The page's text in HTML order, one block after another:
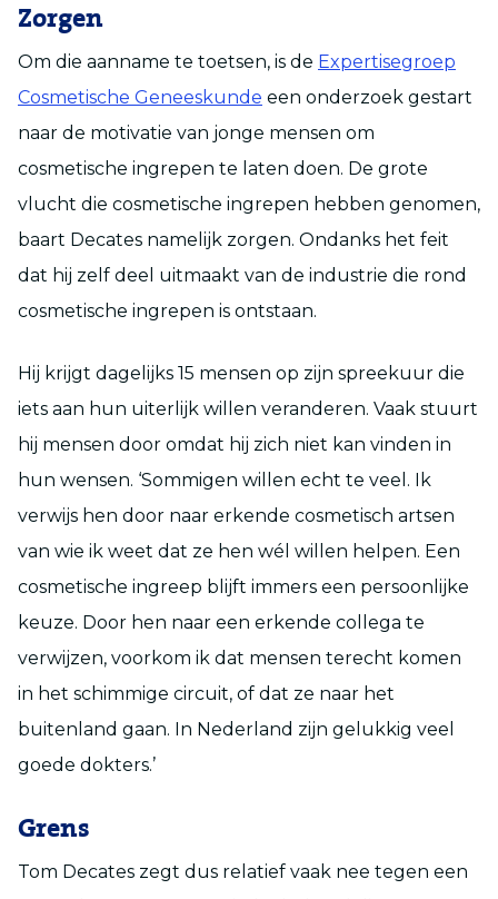
Zorgen
Om die aanname te toetsen, is de Expertisegroep
Cosmetische Geneeskunde een onderzoek gestart
naar de motivatie van jonge mensen om
cosmetische ingrepen te laten doen. De grote
vlucht die cosmetische ingrepen hebben genomen,
baart Decates namelijk zorgen. Ondanks het feit
dat hij zelf deel uitmaakt van de industrie die rond
cosmetische ingrepen is ontstaan.
Hij krijgt dagelijks 15 mensen op zijn spreekuur die
iets aan hun uiterlijk willen veranderen. Vaak stuurt
hij mensen door omdat hij zich niet kan vinden in
hun wensen. ‘Sommigen willen echt te veel. Ik
verwijs hen door naar erkende cosmetisch artsen
van wie ik weet dat ze hen wél willen helpen. Een
cosmetische ingreep blijft immers een persoonlijke
keuze. Door hen naar een erkende collega te
verwijzen, voorkom ik dat mensen terecht komen
in het schimmige circuit, of dat ze naar het
buitenland gaan. In Nederland zijn gelukkig veel
goede dokters.’
Grens
Tom Decates zegt dus relatief vaak nee tegen een